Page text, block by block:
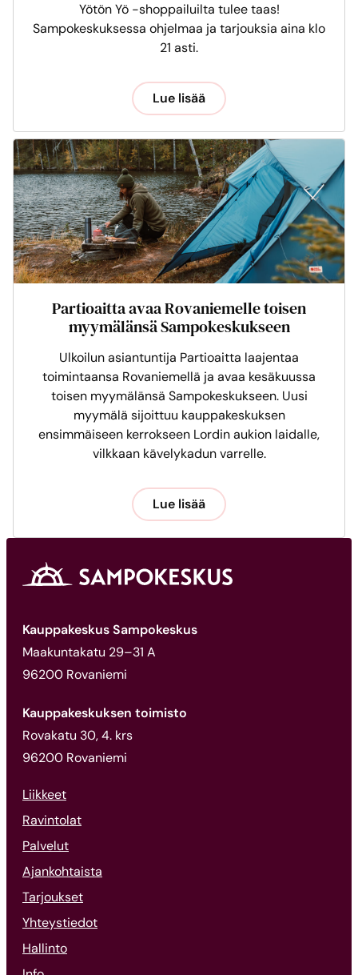
Yötön Yö -shoppailuilta tulee taas!
Sampokeskuksessa ohjelmaa ja tarjouksia aina klo
21 asti.
Lue lisää
Partioaitta avaa Rovaniemelle toisen
myymälänsä Sampokeskukseen
Ulkoilun asiantuntija Partioaitta laajentaa
toimintaansa Rovaniemellä ja avaa kesäkuussa
toisen myymälänsä Sampokeskukseen. Uusi
myymälä sijoittuu kauppakeskuksen
ensimmäiseen kerrokseen Lordin aukion laidalle,
vilkkaan kävelykadun varrelle.
Lue lisää
Kauppakeskus Sampokeskus
Maakuntakatu 29–31 A
96200 Rovaniemi
Kauppakeskuksen toimisto
Rovakatu 30, 4. krs
96200 Rovaniemi
Liikkeet
Ravintolat
Palvelut
Ajankohtaista
Tarjoukset
Yhteystiedot
Hallinto